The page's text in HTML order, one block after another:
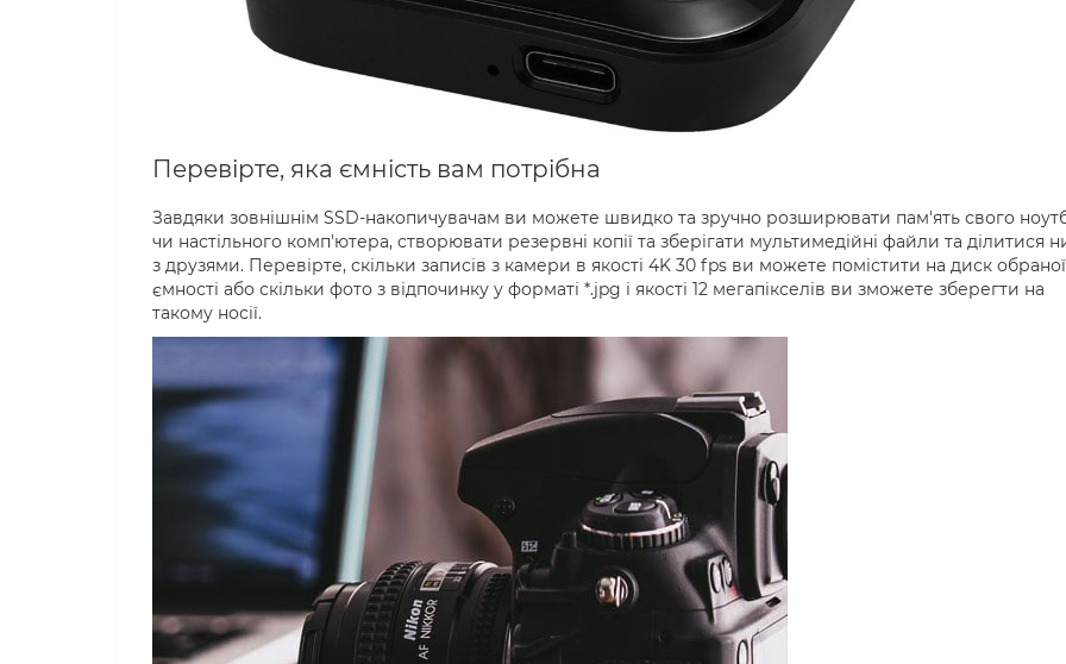
Перевірте, яка ємність вам потрібна
Завдяки зовнішнім SSD-накопичувачам ви можете швидко та зручно розширювати пам'ять свого
чи настільного комп'ютера, створювати резервні копії та зберігати мультимедійні файли та ділитися
з друзями. Перевірте, скільки записів з камери в якості 4K 30 fps ви можете помістити на диск обраної
ємності або скільки фото з відпочинку у форматі *.jpg і якості 12 мегапікселів ви зможете зберегти на
такому носії.